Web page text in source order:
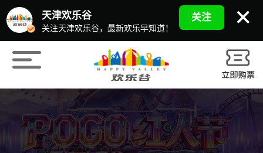
天津欢乐谷
关注天津欢乐谷，最新欢乐早知道！
关注